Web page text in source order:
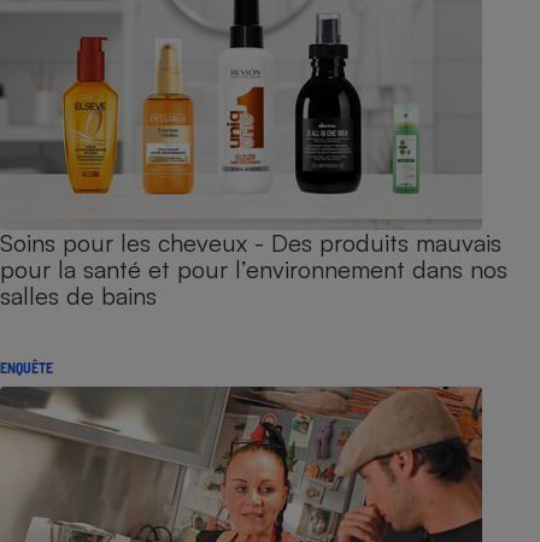
Soins pour les cheveux - Des produits mauvais
pour la santé et pour l’environnement dans nos
salles de bains
ENQUÊTE